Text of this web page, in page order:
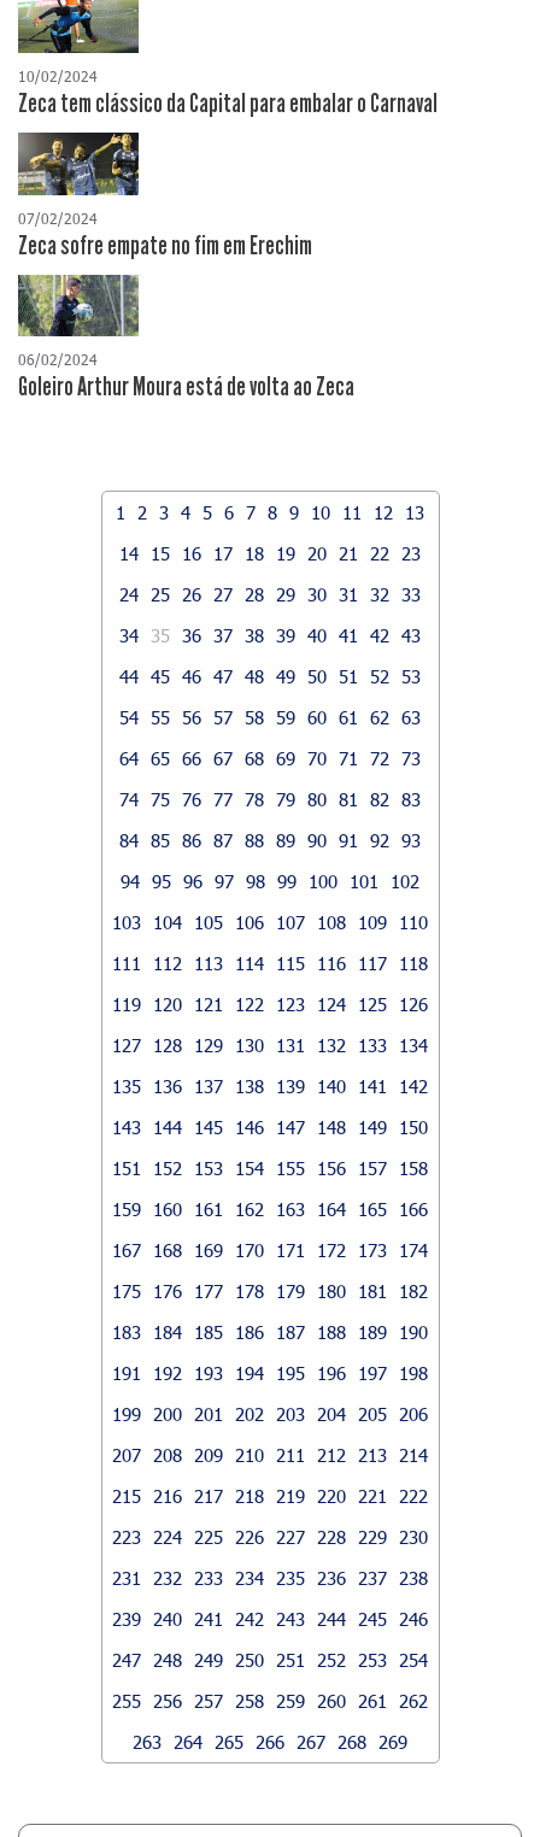
10/02/2024
Zeca tem clássico da Capital para embalar o Carnaval
07/02/2024
Zeca sofre empate no fim em Erechim
06/02/2024
Goleiro Arthur Moura está de volta ao Zeca
1 2 3 4 5 6 7 8 9 10 11 12
13
14
15 16 17 18 19 20 21 22
23
24
25 26 27 28 29 30 31 32
33
34
35 36 37 38 39 40 41 42
43
44 45 46 47 48 49 50 51 52
53
54 55 56 57 58 59 60 61 62
63
64 65 66 67 68 69 70 71 72
73
74 75 76 77 78 79 80 81 82
83
84 85 86 87 88 89 90 91 92
93
94 95 96 97 98 99 100 101
102
103
104 105 106 107 108 109
110
111
112 113 114 115 116 117
118
119
120 121 122 123 124 125
126
127
128 129 130 131 132 133
134
135
136 137 138 139 140 141
142
143
144 145 146 147 148 149
150
151
152 153 154 155 156 157
158
159
160 161 162 163 164 165
166
167
168 169 170 171 172 173
174
175
176 177 178 179 180 181
182
183
184 185 186 187 188 189
190
191
192 193 194 195 196 197
198
199
200 201 202 203 204 205
206
207
208 209 210 211 212 213
214
215
216 217 218 219 220 221
222
223
224 225 226 227 228 229
230
231
232 233 234 235 236 237
238
239
240 241 242 243 244 245
246
247
248 249 250 251 252 253
254
255
256 257 258 259 260 261
262
263
264 265 266 267 268 269